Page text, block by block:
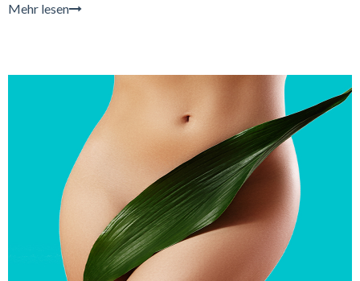
Mehr lesen